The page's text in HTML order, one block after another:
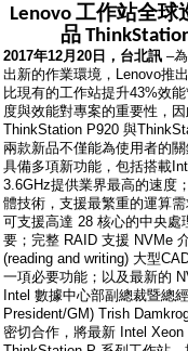
Lenovo 工作站全球
品
2017年12月 20 日，台北訊 –
出新的作業環境，Lenovo推
比現有的工作站提升43%效
度與效能對專案的重要性，
ThinkStation P920 與
兩款新品不僅能為使用者的
具備多項新功能，包括搭載
3.6GHz提供業界最高的速度
體技術，支援最繁重的運算
可支援高達 28 核心的中央處
要；完整 RAID 支援 NVMe
(reading and writing) 大型
一項必要功能；以及最新的
Intel 數據中心部副總裁暨總
President/GM) Trish
密切合作，將最新 Intel Xeon